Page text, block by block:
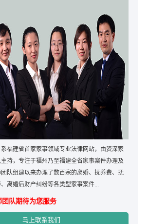
福建省首家家事领域专业法律网站，由资深家
持，专注于福州乃至福建全省家事案件办理及
队组建以来办理了数百宗的离婚、抚养费、抚
离婚后财产纠纷等各类型家事案件...
队期待为您服务
马上联系我们